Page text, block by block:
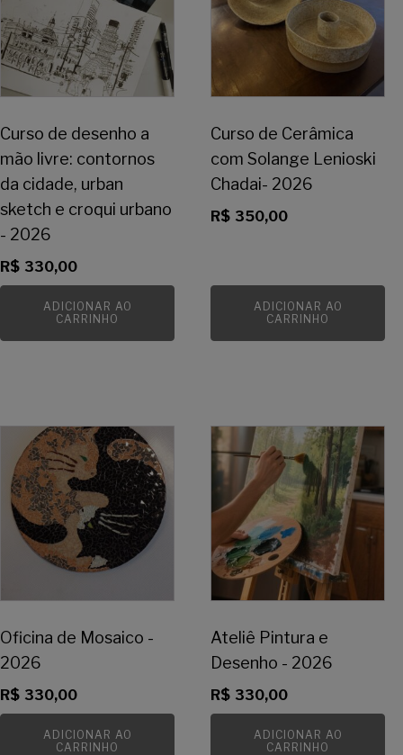
Curso de desenho a
mão livre: contornos
da cidade, urban
sketch e croqui urbano
- 2026
R$ 330,00
ADICIONAR AO
CARRINHO
Curso de Cerâmica
com Solange Lenioski
Chadai- 2026
R$ 350,00
ADICIONAR AO
CARRINHO
Oficina de Mosaico -
2026
R$ 330,00
ADICIONAR AO
CARRINHO
Ateliê Pintura e
Desenho - 2026
R$ 330,00
ADICIONAR AO
CARRINHO